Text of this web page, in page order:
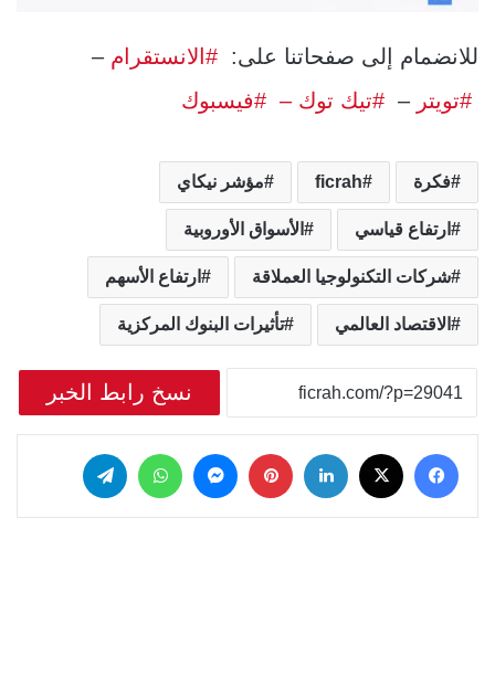
للانضمام إلى صفحاتنا على: #الانستقرام –
#تويتر – #تيك توك – #فيسبوك
فكرة ficrah مؤشر نيكاي
ارتفاع قياسي الأسواق الأوروبية
شركات التكنولوجيا العملاقة ارتفاع الأسهم
الاقتصاد العالمي تأثيرات البنوك المركزية
نسخ رابط الخبر
فيسبوك لينكدإن بينتيريست
ماسنجر واتساب